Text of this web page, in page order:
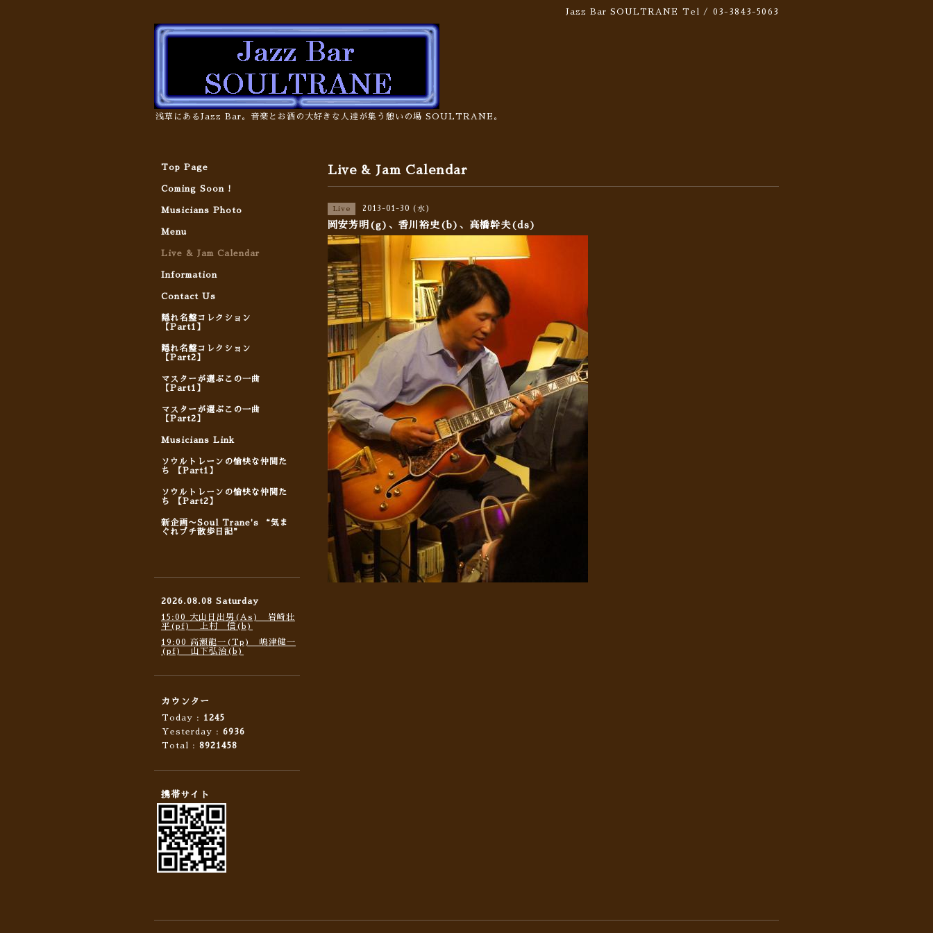
Jazz Bar SOULTRANE Tel / 03-3843-5063
浅草にあるJazz Bar。音楽とお酒の大好きな人達が集う憩いの場 SOULTRANE。
Live & Jam Calendar
Live 2013-01-30 (水)
岡安芳明(g)、香川裕史(b)、高橋幹夫(ds)
Top Page
Coming Soon !
Musicians Photo
Menu
Live & Jam Calendar
Information
Contact Us
隠れ名盤コレクション
【Part1】
隠れ名盤コレクション
【Part2】
マスターが選ぶこの一曲
【Part1】
マスターが選ぶこの一曲
【Part2】
Musicians Link
ソウルトレーンの愉快な仲間た
ち 【Part1】
ソウルトレーンの愉快な仲間た
ち 【Part2】
新企画〜Soul Trane's “気ま
ぐれプチ散歩日記”
2026.08.08 Saturday
15:00 大山日出男(As) 岩崎壮
平(pf) 上村 信(b)
19:00 高瀬龍一(Tp) 嶋津健一
(pf) 山下弘治(b)
カウンター
Today : 1245
Yesterday : 6936
Total : 8921458
携帯サイト